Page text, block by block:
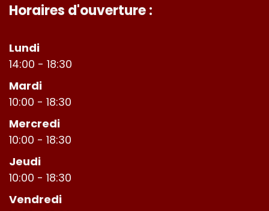
Horaires d'ouverture :
Lundi
14:00 - 18:30
Mardi
10:00 - 18:30
Mercredi
10:00 - 18:30
Jeudi
10:00 - 18:30
Vendredi